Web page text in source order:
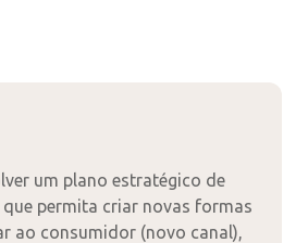
um plano estratégico de
permita criar novas formas
ao consumidor (novo canal),